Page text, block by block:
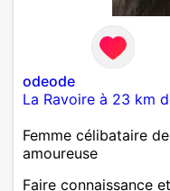
odeode
La Ravoire à 23 km
Femme célibataire
amoureuse
Faire connaissance